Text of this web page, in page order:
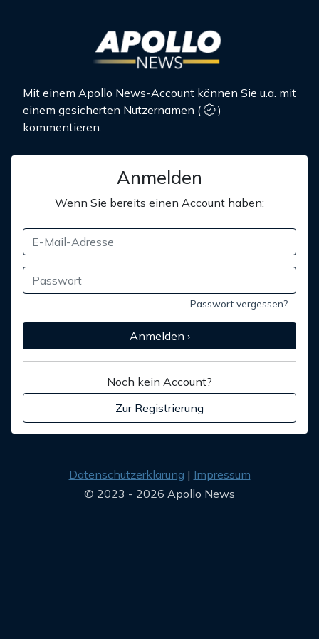
Mit einem Apollo News-Account können Sie u.a. mit
einem gesicherten Nutzernamen (
)
kommentieren.
Anmelden
Wenn Sie bereits einen Account haben:
Passwort vergessen?
Anmelden ›
Noch kein Account?
Zur Registrierung
Datenschutzerklärung
Impressum
© 2023 - 2026 Apollo News